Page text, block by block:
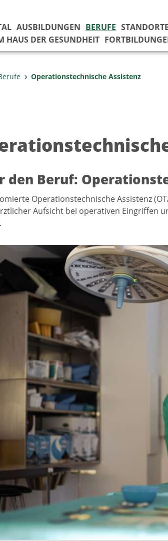
AUSBILDUNGEN BERUFE STANDORTE
HAUS DER GESUNDHEIT
Operationstechnische Assistenz
den Beruf:
Operationstechnische Assistenz
Aufsicht bei operativen Eingriffen